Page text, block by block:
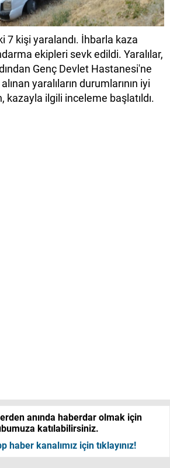
7 kişi yaralandı. İhbarla kaza
ekipleri sevk edildi. Yaralılar,
Genç Devlet Hastanesi'ne
yaralıların durumlarının iyi
kazayla ilgili inceleme başlatıldı.
anında haberdar olmak için
katılabilirsiniz.
haber kanalımız için tıklayınız!